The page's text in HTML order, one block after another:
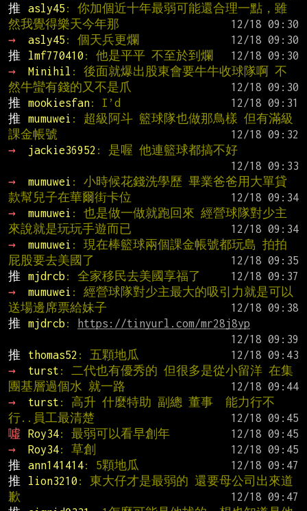
推
asly45 : 你加個近十年最弱可能還合理一點，雖
然我覺得樂天今年那
→
asly45 : 個天兵更爛
推
lmf770410 : 他是平平 不至於到爛
→
Minihil : 後面就爆出股東會要牛牛收球隊啊 不
然牛蠻有錢的又不是爪
推
mookiesfan: I’d
推
mumuwei : 超級阿斗 籃球隊也做那鳥樣 但有滿級
課金帳號
→
jackie36952 : 是喔 他連籃球都搞不好
→
mumuwei : 小時候花錢洗學歷 畢業爸爸用大單貸
款幫兒子在華爾街卡位
→
mumuwei : 也是做一做就跑回來 經營球隊對少主
來說就是玩玩手遊而已
→
mumuwei : 現在棒籃球兩個課金帳號都玩島 拍拍
屁股要去美國了
推
mjdrcb : 全家移民去美國享福了
→
mumuwei : 經營球隊對少主最大的吸引力就是可以
送場邊席票給妹子
推
mjdrcb :
https://tinyurl.com/mr28j8yp
推
thomas52 : 五顆地瓜
→
turst : 二代也有優秀的 但很多是從小留洋 在集
團基層過個水 就一路
→
turst : 高升 什麼特助 副總 董事  能力行不
行..員工最清楚
噓
Roy34: 最弱可以看早創年
→
Roy34: 草創
推
ann141414: 5顆地瓜
推
lion3210 : 東大仔才是最弱的 還要母公司出來道
歉